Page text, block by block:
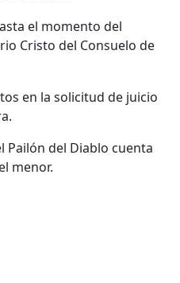
el momento del
Cristo del Consuelo de
en la solicitud de juicio
Pailón del Diablo cuenta
menor.